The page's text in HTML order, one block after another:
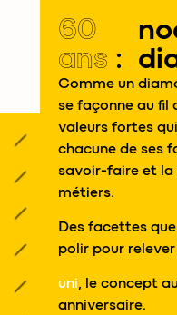
60
ans :
Comme un
se façonne au fil
valeurs fortes
chacune de ses
savoir-faire et la
métiers.
Des facettes
polir pour
uni, le concept
anniversaire.